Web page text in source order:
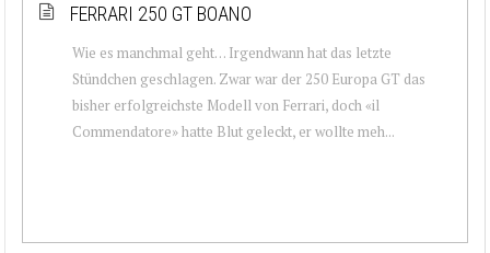
FERRARI 250 GT BOANO
Wie es manchmal geht… Irgendwann hat das letzte
Stündchen geschlagen. Zwar war der 250 Europa GT das
bisher erfolgreichste Modell von Ferrari, doch «il
Commendatore» hatte Blut geleckt, er wollte meh...